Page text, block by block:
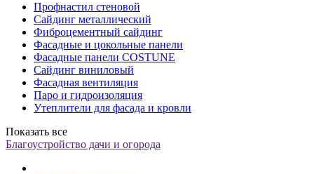
Профнастил стеновой
Сайдинг металлический
Фиброцементный сайдинг
Фасадные и цокольные панели
Фасадные панели COSTUNE
Сайдинг виниловый
Фасадная вентиляция
Паро и гидроизоляция
Утеплители для фасада и кровли
Показать все
Благоустройство дачи и огорода